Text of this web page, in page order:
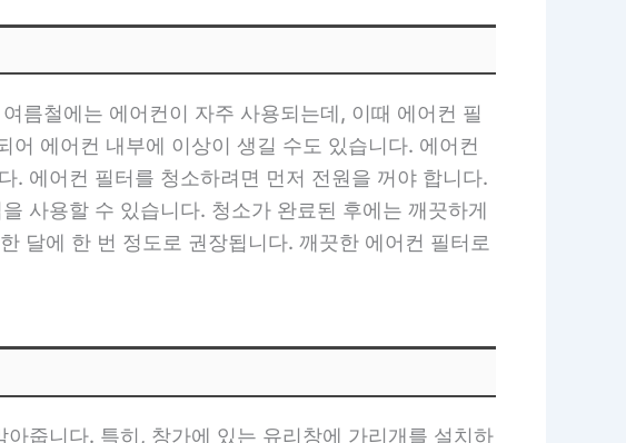
름철에는 에어컨이 자주 사용되는데, 이때 에어컨 필
에어컨 내부에 이상이 생길 수도 있습니다. 에어컨
. 에어컨 필터를 청소하려면 먼저 전원을 꺼야 합니다.
사용할 수 있습니다. 청소가 완료된 후에는 깨끗하게
달에 한 번 정도로 권장됩니다. 깨끗한 에어컨 필터로
줍니다. 특히, 창가에 있는 유리창에 가리개를 설치하